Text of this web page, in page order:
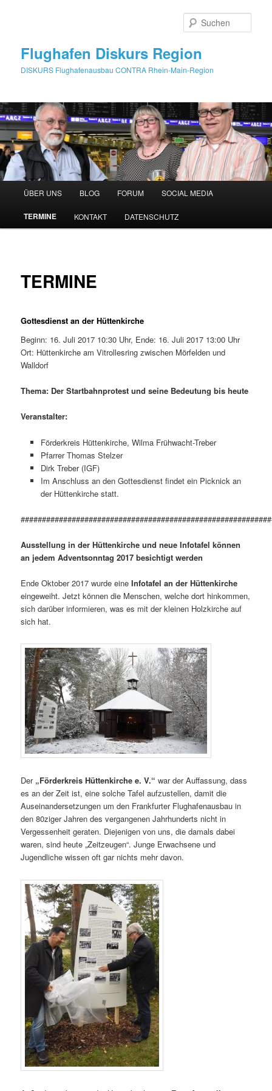
Flughafen Diskurs Region
DISKURS Flughafenausbau CONTRA Rhein-Main-Region
HauptmenüÜBER UNS BLOG FORUM SOCIAL MEDIA
TERMINE KONTAKT DATENSCHUTZ
TERMINE
Gottesdienst an der Hüttenkirche
Beginn: 16. Juli 2017 10:30 Uhr, Ende: 16. Juli 2017 13:00 Uhr
Ort: Hüttenkirche am Vitrollesring zwischen Mörfelden und
Walldorf
Thema: Der Startbahnprotest und seine Bedeutung bis heute
Veranstalter:
Förderkreis Hüttenkirche, Wilma Frühwacht-Treber
Pfarrer Thomas Stelzer
Dirk Treber (IGF)
Im Anschluss an den Gottesdienst findet ein Picknick an
der Hüttenkirche statt.
Ausstellung in der Hüttenkirche und neue Infotafel können
an jedem Adventsonntag 2017 besichtigt werden
Ende Oktober 2017 wurde eineInfotafel an der Hüttenkirche
eingeweiht. Jetzt können die Menschen, welche dort hinkommen,
sich darüber informieren, was es mit der kleinen Holzkirche auf
sich hat.
Der „Förderkreis Hüttenkirche e. V.“ war der Auffassung, dass
es an der Zeit ist, eine solche Tafel aufzustellen, damit die
Auseinandersetzungen um den Frankfurter Flughafenausbau in
den 80ziger Jahren des vergangenen Jahrhunderts nicht in
Vergessenheit geraten. Diejenigen von uns, die damals dabei
waren, sind heute „Zeitzeugen“. Junge Erwachsene und
Jugendliche wissen oft gar nichts mehr davon.